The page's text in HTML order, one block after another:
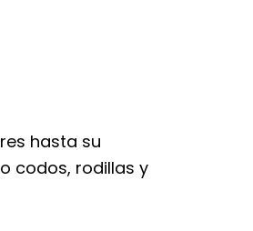
hasta su
codos, rodillas y